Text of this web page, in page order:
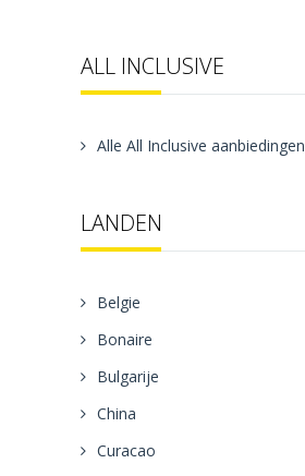
ALL INCLUSIVE
Alle All Inclusive aanbiedingen
LANDEN
Belgie
Bonaire
Bulgarije
China
Curacao